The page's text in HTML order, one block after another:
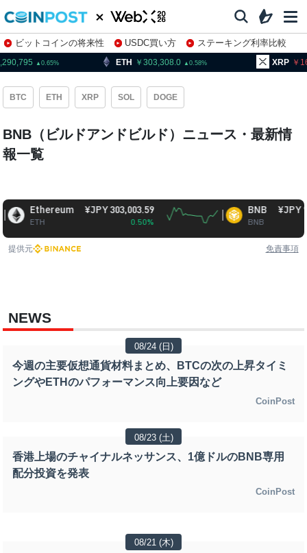
ビットコインの将来性 USDC買い方
ステーキング利率比較
株特集・関連銘柄
0.65 ETH 303,308.0 0.58 XRP
BTC ETH XRP SOL DOGE
BNB（ビルドアンドビルド）ニュース・最新情
報一覧
Ethereum
ETH
¥JPY 303,003.59 BNB
BNB
¥JPY
提供元 免責事項
NEWS
08/24 (日)
今週の主要仮想通貨材料まとめ、BTCの次の上昇タイミ
ングやETHのパフォーマンス向上要因など
CoinPost
08/23 (土)
香港上場のチャイナルネッサンス、1億ドルのBNB専用
配分投資を発表
CoinPost
08/21 (木)